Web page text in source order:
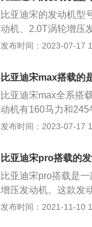
迪宋max的前悬架使
架。
比亚迪宋的发动机型
动机、2.0T涡轮增压
能非常全面，还搭载
作，手机、车机深度
用、远程救援等功能。
发布时间：2023-07-17
比亚迪宋max搭载的
比亚迪宋max全系搭
动机有160马力和245
能在每分钟1600到
高分别是4680毫米、
发布时间：2023-07-17
比亚迪宋pro搭载的
比亚迪宋pro搭载是
增压发动机。这款发
45N·m。最大功率转
发布时间：2021-11-10